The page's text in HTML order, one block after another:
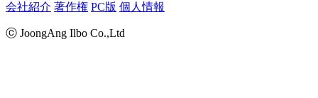
会社紹介 著作権 PC版 個人情報
ⓒ JoongAng Ilbo Co.,Ltd